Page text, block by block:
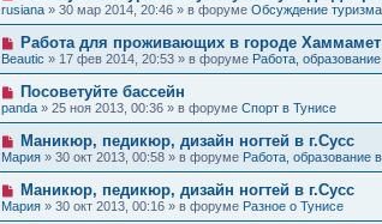
и
е
б
щ
е
н
и
е
с
о
б
щ
е
н
и
е
о
в
о
е
с
о
б
щ
е
н
и
е
rusiana » 30 мар 2014, 20:46 » в форуме Обсуждение туризма
Н
о
в
о
е
с
о
б
щ
е
н
и
Работа для проживающих в городе Хаммамет
Beautic » 17 фев 2014, 20:53 » в форуме Работа,
Н
о
в
о
е
с
о
б
щ
Посоветуйте бассейн
panda » 25 ноя 2013, 00:36 » в форуме Спорт в Тунисе
Н
о
в
о
е
с
Маникюр, педикюр, дизайн ногтей в г.Сусс
Мария » 30 окт 2013, 00:58 » в форуме Работа, образование
Н
о
в
Маникюр, педикюр, дизайн ногтей в г.Сусс
Мария » 30 окт 2013, 00:16 » в форуме Разное о Тунисе